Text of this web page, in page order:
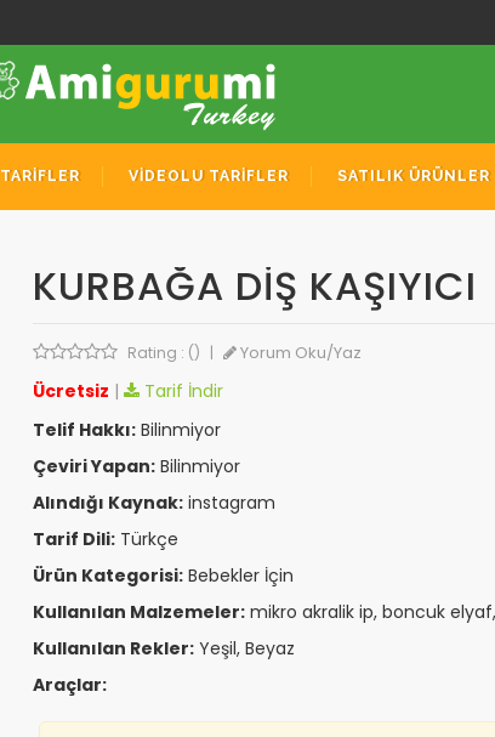
TARİFLER VİDEOLU TARİFLER SATILIK ÜRÜNLER
KURBAĞA DIŞ KAŞIYICI
Rating : () | Yorum Oku/Yaz
Ücretsiz |
Tarif İndir
Telif Hakkı:Bilinmiyor
Çeviri Yapan:Bilinmiyor
Alındığı Kaynak:instagram
Tarif Dili:Türkçe
Ürün Kategorisi:Bebekler İçin
Kullanılan Malzemeler:mikro akralik ip, boncuk
Kullanılan Rekler:Yeşil, Beyaz
Araçlar: